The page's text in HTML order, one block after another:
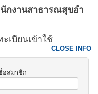
านสาธารณสุขอำเภอบ้
CLOSE INFO
ะเบียนเข้าใช้
อสมาชิก